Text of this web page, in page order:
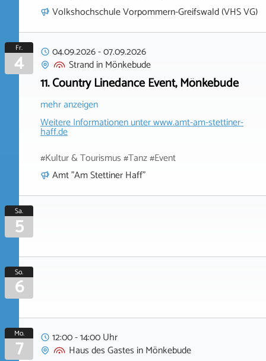
Volkshochschule Vorpommern-Greifswald (VHS VG)
Fr.
4 04.09.2026-07.09.2026
StrandinMönkebude
11. Country Linedance Event, Mönkebude
mehr anzeigen
Weitere Informationen unterwww.amt-am-stettiner-
haff.de
#Kultur & Tourismus #Tanz #Event
Amt "Am Stettiner Haff"
Sa.
5
So.
6
Mo.
7
12:00 - 14:00 Uhr
Haus des Gastes inMönkebude